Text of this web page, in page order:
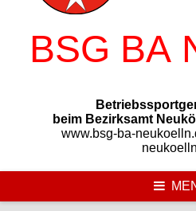
beim Bezirksamt
www.bsg-ba-